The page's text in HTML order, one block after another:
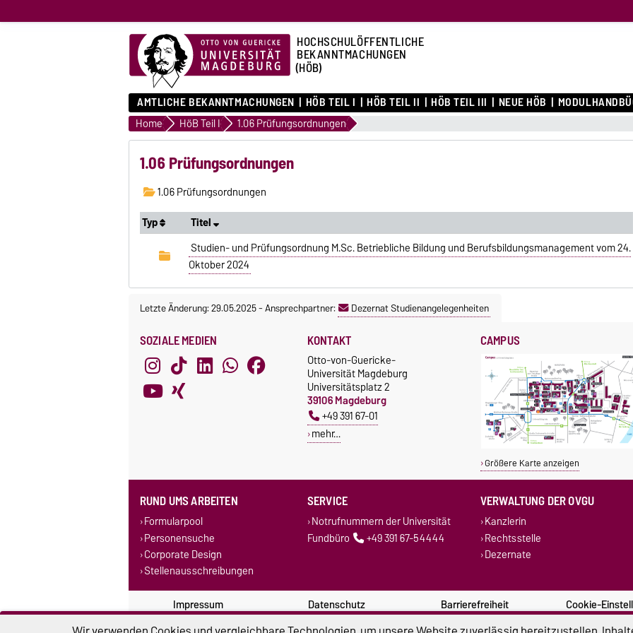
HOCHSCHULÖFFENTLICHE
BEKANNTMACHUNGEN
(HÖB)
AMTLICHE BEKANNTMACHUNGEN HÖB TEIL I HÖB TEIL II HÖB TEIL III NEUE HÖB
Home HöB Teil I 1.06 Prüfungsordnungen
1.06 Prüfungsordnungen
1.06 Prüfungsordnungen
Typ
Titel
Studien- und Prüfungsordnung M.Sc. Betriebliche Bildung und Berufsbildungsmanagement vom 24.
Oktober 2024
Letzte Änderung: 29.05.2025-Ansprechpartner: Dezernat Studienangelegenheiten
SOZIALE MEDIEN KONTAKT
Otto-von-Guericke-
Universität Magdeburg
Universitätsplatz 2
39106 Magdeburg
+49 391 67-01
mehr…
CAMPUS
Größere Karte anzeigen
RUND UMS ARBEITEN
Formularpool
Personensuche
Corporate Design
Stellenausschreibungen
SERVICE
Notrufnummern der Universität
Fundbüro
+49 391 67-54444
VERWALTUNG DER OVGU
Kanzlerin
Rechtsstelle
Dezernate
Impressum Datenschutz Barrierefreiheit Cookie-